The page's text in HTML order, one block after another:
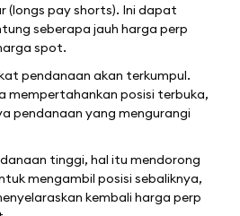
(longs pay shorts). Ini dapat
seberapa jauh harga perp
spot.
pendanaan akan terkumpul.
mempertahankan posisi terbuka,
pendanaan yang mengurangi
tinggi, hal itu mendorong
mengambil posisi sebaliknya,
kembali harga perp